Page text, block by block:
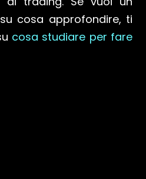
cosa approfondire, ti
cosa studiare per fare